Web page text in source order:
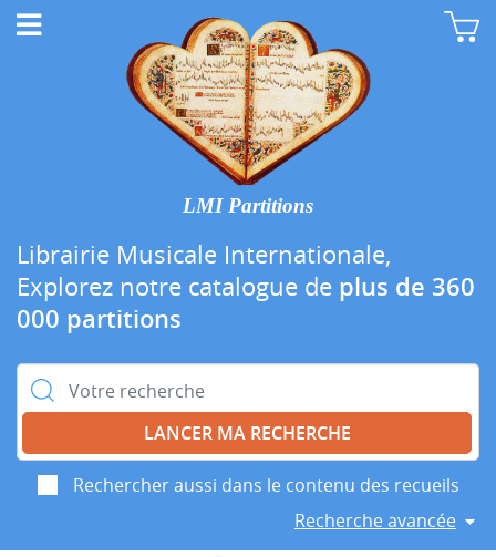
LMI Partitions
Librairie Musicale Internationale,
Explorez notre catalogue de plus de 360
000 partitions
Rechercher :
Rechercher aussi dans le contenu des recueils
Recherche avancée